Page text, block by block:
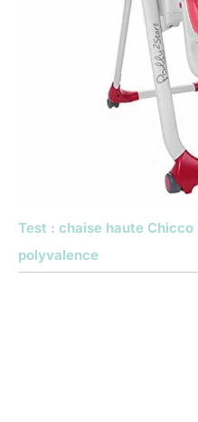
Test : chaise haute
polyvalence